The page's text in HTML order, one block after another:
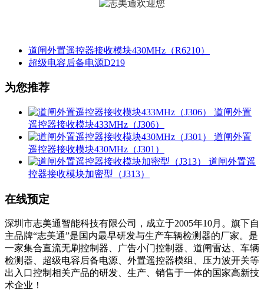
道闸外置遥控器接收模块430MHz（R6210）
超级电容后备电源D219
为您推荐
道闸外置
遥控器接收模块433MHz（J306）
道闸外置
遥控器接收模块430MHz（J301）
道闸外置遥
控器接收模块加密型（J313）
在线预定
深圳市志美通智能科技有限公司，成立于2005年10月。旗下自
主品牌“志美通”是国内最早研发与生产车辆检测器的厂家。是
一家集合直流无刷控制器、广告小门控制器、道闸雷达、车辆
检测器、超级电容后备电源、外置遥控器模组、压力波开关等
出入口控制相关产品的研发、生产、销售于一体的国家高新技
术企业！